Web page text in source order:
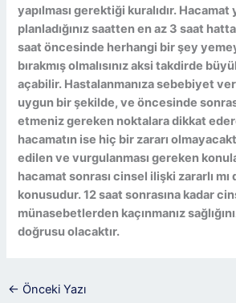
yapılması gerektiği kuralıdır. Hacamat
planladığınız saatten en az 3 saat
saat öncesinde herhangi bir şey
bırakmış olmalısınız aksi takdirde
açabilir. Hastalanmanıza sebebiyet
uygun bir şekilde, ve öncesinde
etmeniz gereken noktalara dikkat
hacamatın ise hiç bir zararı
edilen ve vurgulanması gereken
hacamat sonrası cinsel ilişki zararlı mı
konusudur. 12 saat sonrasına kadar
münasebetlerden kaçınmanız
doğrusu olacaktır.
← Önceki Yazı